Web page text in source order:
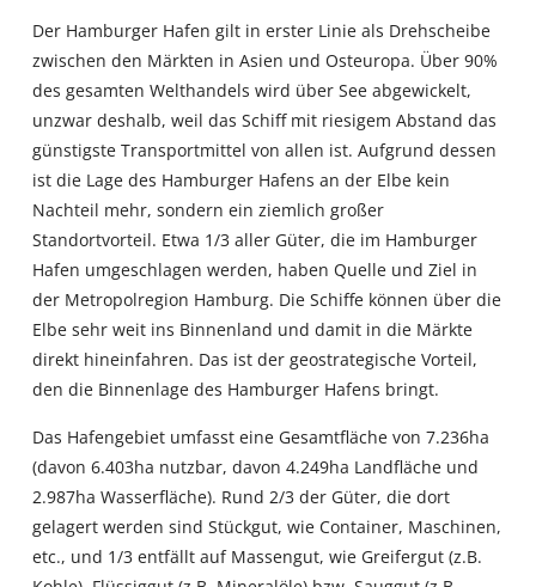
Der Hamburger Hafen gilt in erster Linie als Drehscheibe
zwischen den Märkten in Asien und Osteuropa. Über 90%
des gesamten Welthandels wird über See abgewickelt,
unzwar deshalb, weil das Schiff mit riesigem Abstand das
günstigste Transportmittel von allen ist. Aufgrund dessen
ist die Lage des Hamburger Hafens an der Elbe kein
Nachteil mehr, sondern ein ziemlich großer
Standortvorteil. Etwa 1/3 aller Güter, die im Hamburger
Hafen umgeschlagen werden, haben Quelle und Ziel in
der Metropolregion Hamburg. Die Schiffe können über die
Elbe sehr weit ins Binnenland und damit in die Märkte
direkt hineinfahren. Das ist der geostrategische Vorteil,
den die Binnenlage des Hamburger Hafens bringt.
Das Hafengebiet umfasst eine Gesamtfläche von 7.236ha
(davon 6.403ha nutzbar, davon 4.249ha Landfläche und
2.987ha Wasserfläche). Rund 2/3 der Güter, die dort
gelagert werden sind Stückgut, wie Container, Maschinen,
etc., und 1/3 entfällt auf Massengut, wie Greifergut (z.B.